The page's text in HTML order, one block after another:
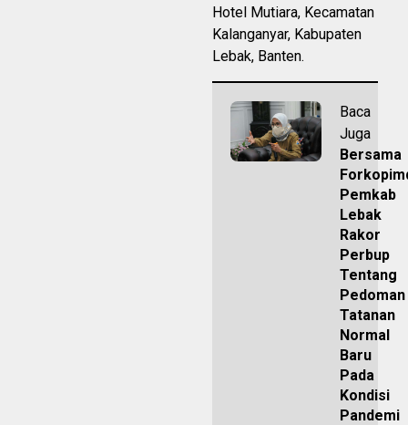
Hotel Mutiara, Kecamatan
Kalanganyar, Kabupaten
Lebak, Banten.
Baca
Juga
Bersama
Pemkab
Lebak
Rakor
Perbup
Tentang
Pedoman
Tatanan
Normal
Baru
Pada
Kondisi
Pandemi